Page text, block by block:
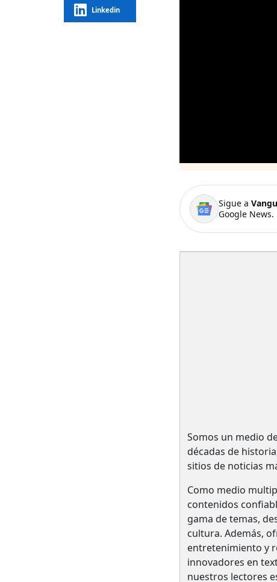
Linkedin
Sigue a
Google News.
Somos un medio
décadas de
sitios de noticias
Como medio
contenidos
gama de temas,
cultura. Además,
entretenimiento y
innovadores en
nuestros lectores